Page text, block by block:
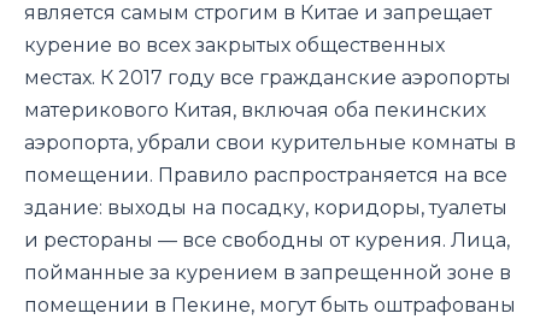
является самым строгим в Китае и запрещает
курение во всех закрытых общественных
местах. К 2017 году все гражданские аэропорты
материкового Китая, включая оба пекинских
аэропорта, убрали свои курительные комнаты в
помещении. Правило распространяется на все
здание: выходы на посадку, коридоры, туалеты
и рестораны — все свободны от курения. Лица,
пойманные за курением в запрещенной зоне в
помещении в Пекине, могут быть оштрафованы